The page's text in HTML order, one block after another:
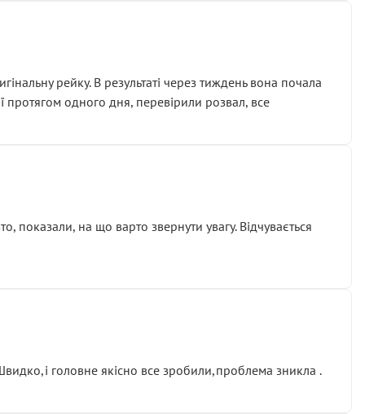
рейку. В результаті через тиждень вона почала
протягом одного дня, перевірили розвал, все
на що варто звернути увагу. Відчувається
головне якісно все зробили,проблема зникла .